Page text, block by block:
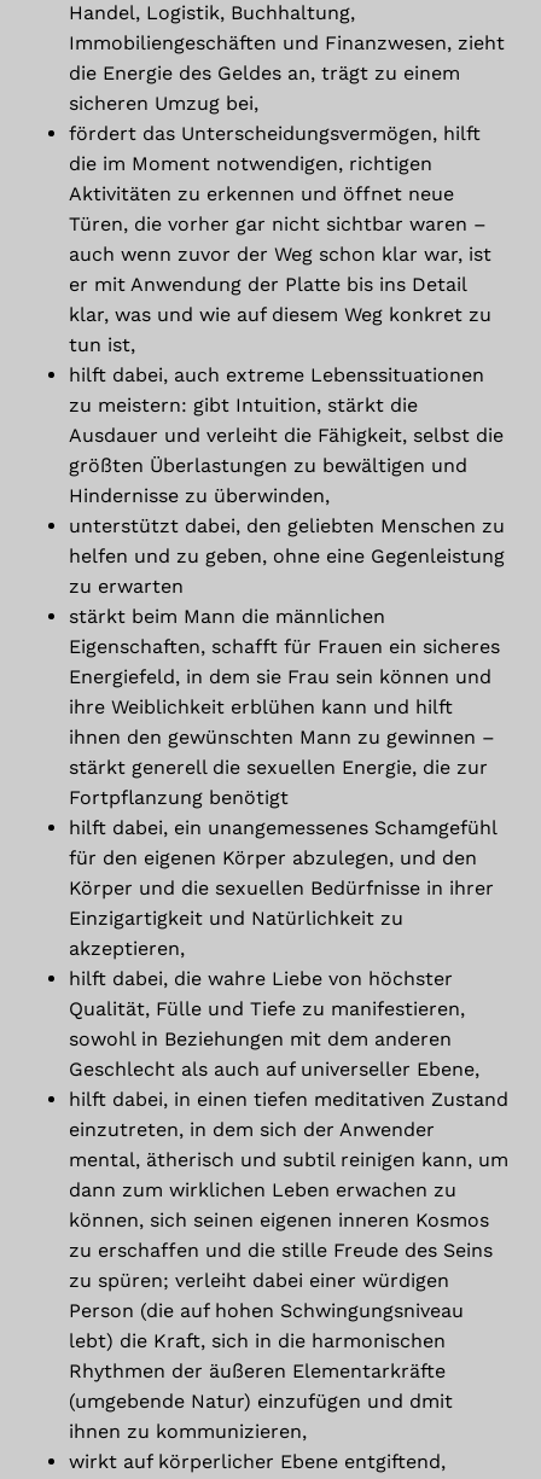
Es befinden sich keine Produkte im
Warenkorb.
Zum Shop Gehen
Handel, Logistik, Buchhaltung,
Immobiliengeschäften und Finanzwesen, zieht
die Energie des Geldes an, trägt zu einem
sicheren Umzug bei,
fördert das Unterscheidungsvermögen, hilft
die im Moment notwendigen, richtigen
Aktivitäten zu erkennen und öffnet neue
Türen, die vorher gar nicht sichtbar waren –
auch wenn zuvor der Weg schon klar war, ist
er mit Anwendung der Platte bis ins Detail
klar, was und wie auf diesem Weg konkret zu
tun ist,
hilft dabei, auch extreme Lebenssituationen
zu meistern: gibt Intuition, stärkt die
Ausdauer und verleiht die Fähigkeit, selbst die
größten Überlastungen zu bewältigen und
Hindernisse zu überwinden,
unterstützt dabei, den geliebten Menschen zu
helfen und zu geben, ohne eine Gegenleistung
zu erwarten
stärkt beim Mann die männlichen
Eigenschaften, schafft für Frauen ein sicheres
Energiefeld, in dem sie Frau sein können und
ihre Weiblichkeit erblühen kann und hilft
ihnen den gewünschten Mann zu gewinnen –
stärkt generell die sexuellen Energie, die zur
Fortpflanzung benötigt
hilft dabei, ein unangemessenes Schamgefühl
für den eigenen Körper abzulegen, und den
Körper und die sexuellen Bedürfnisse in ihrer
Einzigartigkeit und Natürlichkeit zu
akzeptieren,
hilft dabei, die wahre Liebe von höchster
Qualität, Fülle und Tiefe zu manifestieren,
sowohl in Beziehungen mit dem anderen
Geschlecht als auch auf universeller Ebene,
hilft dabei, in einen tiefen meditativen Zustand
einzutreten, in dem sich der Anwender
mental, ätherisch und subtil reinigen kann, um
dann zum wirklichen Leben erwachen zu
können, sich seinen eigenen inneren Kosmos
zu erschaffen und die stille Freude des Seins
zu spüren; verleiht dabei einer würdigen
Person (die auf hohen Schwingungsniveau
lebt) die Kraft, sich in die harmonischen
Rhythmen der äußeren Elementarkräfte
(umgebende Natur) einzufügen und dmit
ihnen zu kommunizieren,
wirkt auf körperlicher Ebene entgiftend,